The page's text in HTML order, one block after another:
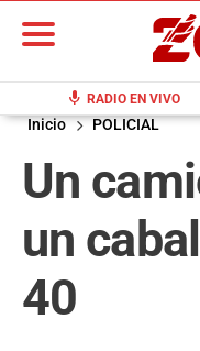
mic RADIO EN VIVO
Inicio POLICIAL
Un
un
40